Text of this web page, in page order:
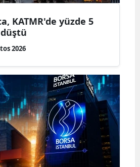
KATMR'de yüzde 5
düştü
2026